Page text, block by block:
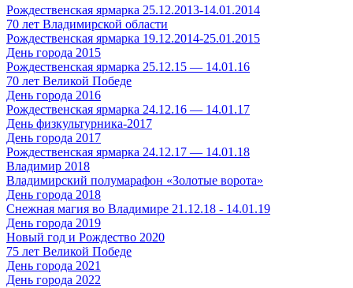
Рождественская ярмарка 25.12.2013-14.01.2014
70 лет Владимирской области
Рождественская ярмарка 19.12.2014-25.01.2015
День города 2015
Рождественская ярмарка 25.12.15 — 14.01.16
70 лет Великой Победе
День города 2016
Рождественская ярмарка 24.12.16 — 14.01.17
День физкультурника-2017
День города 2017
Рождественская ярмарка 24.12.17 — 14.01.18
Владимир 2018
Владимирский полумарафон «Золотые ворота»
День города 2018
Снежная магия во Владимире 21.12.18 - 14.01.19
День города 2019
Новый год и Рождество 2020
75 лет Великой Победе
День города 2021
День города 2022